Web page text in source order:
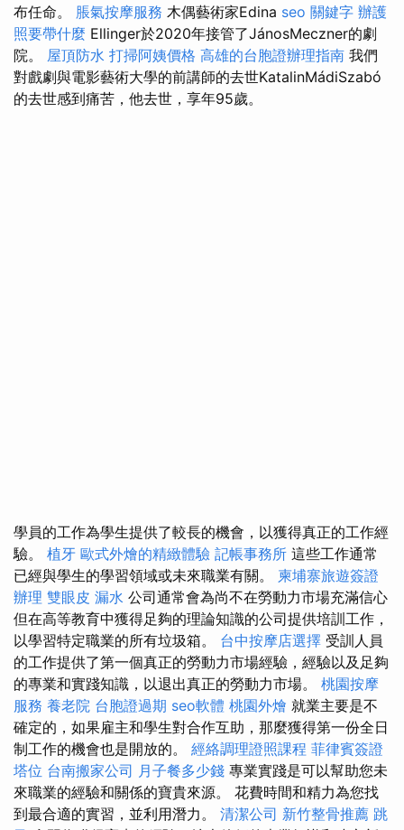
布任命。 脹氣按摩服務 木偶藝術家Edina seo 關鍵字 辦護
照要帶什麼 Ellinger於2020年接管了JánosMeczner的劇
院。 屋頂防水 打掃阿姨價格 高雄的台胞證辦理指南 我們
對戲劇與電影藝術大學的前講師的去世KatalinMádiSzabó
的去世感到痛苦，他去世，享年95歲。
學員的工作為學生提供了較長的機會，以獲得真正的工作經
驗。 植牙 歐式外燴的精緻體驗 記帳事務所 這些工作通常
已經與學生的學習領域或未來職業有關。 柬埔寨旅遊簽證
辦理 雙眼皮 漏水 公司通常會為尚不在勞動力市場充滿信心
但在高等教育中獲得足夠的理論知識的公司提供培訓工作，
以學習特定職業的所有垃圾箱。 台中按摩店選擇 受訓人員
的工作提供了第一個真正的勞動力市場經驗，經驗以及足夠
的專業和實踐知識，以退出真正的勞動力市場。 桃園按摩
服務 養老院 台胞證過期 seo軟體 桃園外燴 就業主要是不
確定的，如果雇主和學生對合作互助，那麼獲得第一份全日
制工作的機會也是開放的。 經絡調理證照課程 菲律賓簽證
塔位 台南搬家公司 月子餐多少錢 專業實踐是可以幫助您未
來職業的經驗和關係的寶貴來源。 花費時間和精力為您找
到最合適的實習，並利用潛力。 清潔公司 新竹整骨推薦 跳